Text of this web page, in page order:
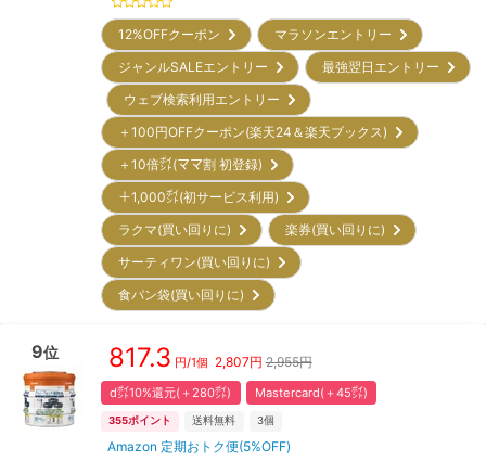
12%OFFクーポン
マラソンエントリー
ジャンルSALEエントリー
最強翌日エントリー
ウェブ検索利用エントリー
＋100円OFFクーポン(楽天24＆楽天ブックス)
＋10倍㌽(ママ割 初登録)
＋1,000㌽(初サービス利用)
ラクマ(買い回りに)
楽券(買い回りに)
サーティワン(買い回りに)
食パン袋(買い回りに)
9位 817.3 円/1個 2,807円 2,955円
d㌽10%還元(＋280㌽) Mastercard(＋45㌽)
355ポイント 送料無料 3個
Amazon 定期おトク便(5%OFF)